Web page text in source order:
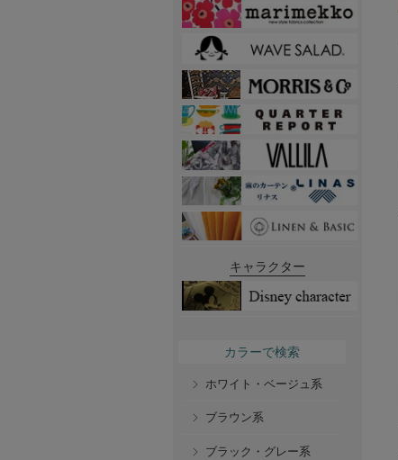
キャラクター
カラーで検索
ホワイト・ベージュ系
ブラウン系
ブラック・グレー系